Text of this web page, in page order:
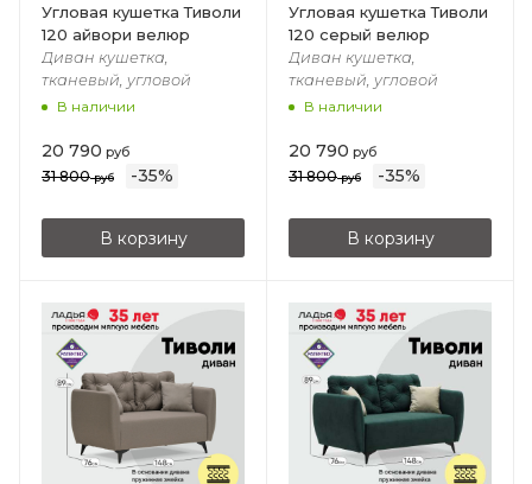
Угловая кушетка Тиволи
120 айвори велюр
Диван кушетка,
тканевый, угловой
В наличии
20 790 руб
31 800руб -35%
В корзину
Угловая кушетка Тиволи
120 серый велюр
Диван кушетка,
тканевый, угловой
В наличии
20 790 руб
31 800руб -35%
В корзину